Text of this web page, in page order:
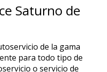
Saturno de
de la gama
para todo tipo de
o servicio de